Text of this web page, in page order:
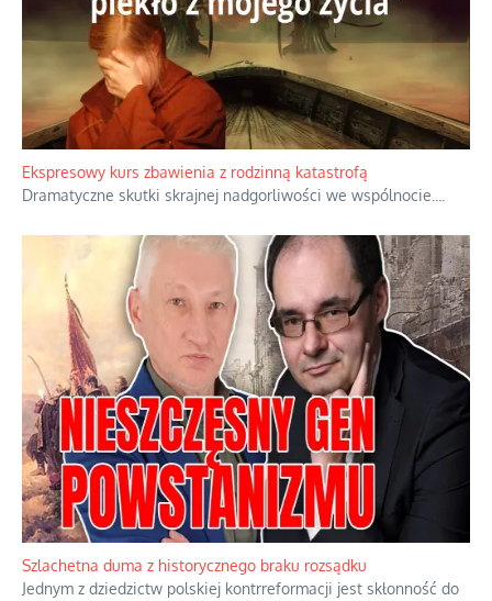
Ekspresowy kurs zbawienia z rodzinną katastrofą
Dramatyczne skutki skrajnej nadgorliwości we wspólnocie.
Szlachetna duma z historycznego braku rozsądku
Jednym z dziedzictw polskiej kontrreformacji jest skłonność do